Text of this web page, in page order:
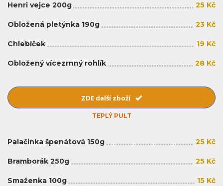
Henri vejce 200g 25 Kč
Obložená pletýnka 190g 23 Kč
Chlebíček 19 Kč
Obložený vícezrnný rohlík 28 Kč
ZDE další zboží
TEPLÝ PULT
Palačinka špenátová 150g 25 Kč
Bramborák 250g 25 Kč
Smaženka 100g 15 Kč